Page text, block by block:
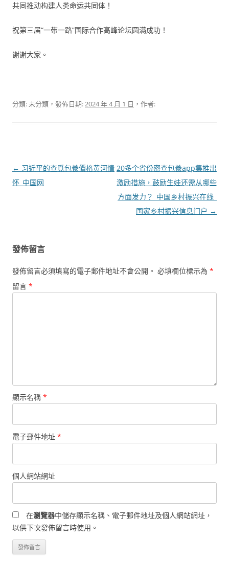
共同推动构建人类命运共同体！
祝第三届“一带一路”国际合作高峰论坛圆满成功！
谢谢大家。
分類: 未分類，發佈日期:2024 年 4 月 1 日 ，作者:
文
章
← 习近平的查覓包養價格黄河情
怀_中国网
20多个省份密查包養app集推出
激励措施，鼓励生娃还需从哪些
方面发力？_中国乡村振兴在线_
国家乡村振兴信息门户 →
發佈留言
發佈留言必須填寫的電子郵件地址不會公開。 必填欄位標示為 *
留言 *
顯示名稱 *
電子郵件地址 *
個人網站網址
在瀏覽器中儲存顯示名稱、電子郵件地址及個人網站網址，
以供下次發佈留言時使用。